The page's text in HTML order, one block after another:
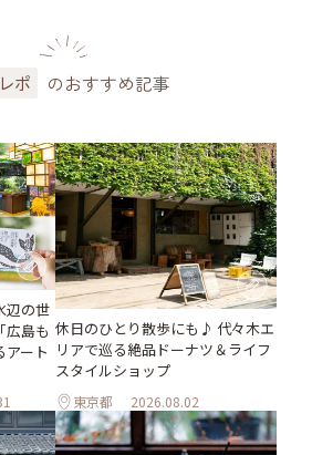
ポ のおすすめ記事
辺の世
広島も
アート
休日のひとり散歩にも♪ 代々木エ
リアで巡る絶品ドーナツ＆ライフ
スタイルショップ
東京都 2026.08.02